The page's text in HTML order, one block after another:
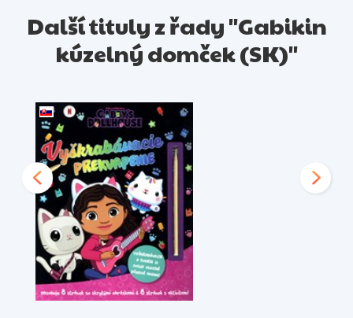
Další tituly z řady "Gabikin
kúzelný domček (SK)"